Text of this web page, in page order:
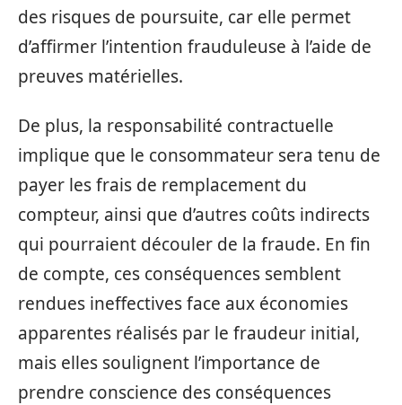
des risques de poursuite, car elle permet
d’affirmer l’intention frauduleuse à l’aide de
preuves matérielles.
De plus, la responsabilité contractuelle
implique que le consommateur sera tenu de
payer les frais de remplacement du
compteur, ainsi que d’autres coûts indirects
qui pourraient découler de la fraude. En fin
de compte, ces conséquences semblent
rendues ineffectives face aux économies
apparentes réalisés par le fraudeur initial,
mais elles soulignent l’importance de
prendre conscience des conséquences